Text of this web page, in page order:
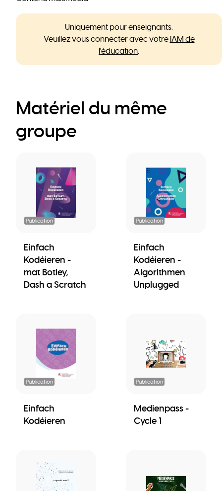
Uniquement pour enseignants.
Veuillez vous connecter avec votre IAM de
l'éducation.
Matériel du même
groupe
Publication
Einfach
Kodéieren -
mat Botley,
Dash a Scratch
Publication
Einfach
Kodéieren -
Algorithmen
Unplugged
Publication
Einfach
Kodéieren
Publication
Medienpass -
Cycle 1